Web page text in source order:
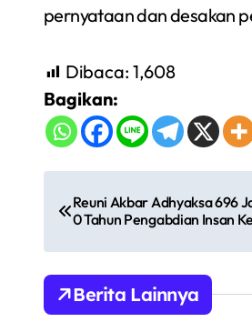
pernyataan dan desakan
Dibaca: 1,608
Bagikan:
a
v
i
Reuni Akbar Adhyaksa 696
0 Tahun Pengabdian Insan
Berita Lainnya